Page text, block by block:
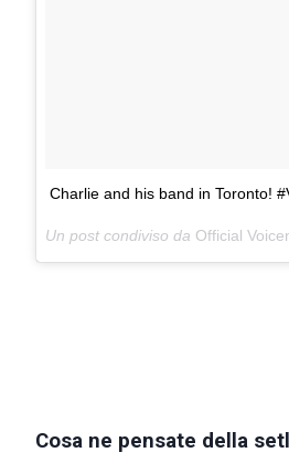
Charlie and his band in Toronto!
Un post condiviso da Official
Cosa ne pensate della